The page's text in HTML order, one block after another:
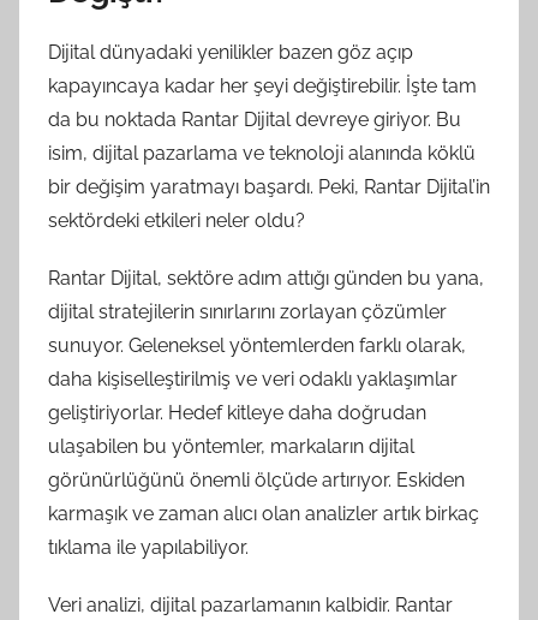
Dijital dünyadaki yenilikler bazen göz açıp
kapayıncaya kadar her şeyi değiştirebilir. İşte tam
da bu noktada Rantar Dijital devreye giriyor. Bu
isim, dijital pazarlama ve teknoloji alanında köklü
bir değişim yaratmayı başardı. Peki, Rantar Dijital’in
sektördeki etkileri neler oldu?
Rantar Dijital, sektöre adım attığı günden bu yana,
dijital stratejilerin sınırlarını zorlayan çözümler
sunuyor. Geleneksel yöntemlerden farklı olarak,
daha kişiselleştirilmiş ve veri odaklı yaklaşımlar
geliştiriyorlar. Hedef kitleye daha doğrudan
ulaşabilen bu yöntemler, markaların dijital
görünürlüğünü önemli ölçüde artırıyor. Eskiden
karmaşık ve zaman alıcı olan analizler artık birkaç
tıklama ile yapılabiliyor.
Veri analizi, dijital pazarlamanın kalbidir. Rantar